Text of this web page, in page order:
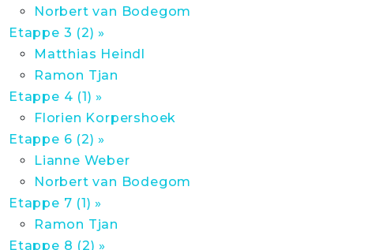
Norbert van Bodegom
Etappe 3 (2) »
Matthias Heindl
Ramon Tjan
Etappe 4 (1) »
Florien Korpershoek
Etappe 6 (2) »
Lianne Weber
Norbert van Bodegom
Etappe 7 (1) »
Ramon Tjan
Etappe 8 (2) »